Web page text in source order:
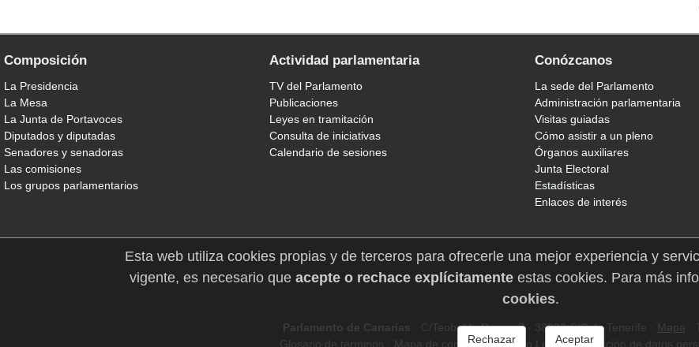
Composición
La Presidencia
La Mesa
La Junta de Portavoces
Diputados y diputadas
Senadores y senadoras
Las comisiones
Los grupos parlamentarios
Actividad parlamentaria
TV del Parlamento
Publicaciones
Leyes en tramitación
Consulta de iniciativas
Calendario de sesiones
Conózcanos
La sede del Parlamento
Administración parlamentaria
Visitas guiadas
Cómo asistir a un pleno
Órganos auxiliares
Junta Electoral
Estadísticas
Enlaces de interés
Parlamento de Canarias · C/Teobaldo Power, 7 · 38002 S/C de Tenerife · Mapa ·
Glosario de términos · Mapa de contenidos·Aviso Legal·Protección de datos
Esta web utiliza cookies propias y de terceros para ofrecerle una mejor experiencia y
vigente, es necesario que acepte o rechace explícitamenteestas cookies. Para más
cookies.
Rechazar Aceptar